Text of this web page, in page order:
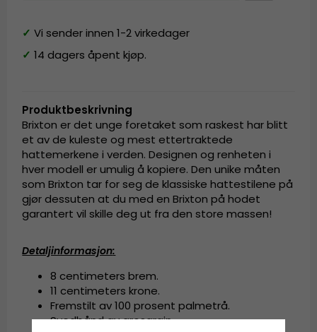
✓ Vi sender innen 1-2 virkedager
✓ 14 dagers åpent kjøp.
Produktbeskrivning
Brixton er det unge foretaket som raskest har blitt
et av de kuleste og mest ettertraktede
hattemerkene i verden. Designen og renheten i
hver modell er umulig å kopiere. Den unike måten
som Brixton tar for seg de klassiske hattestilene på
gjør dessuten at du med en Brixton på hodet
garantert vil skille deg ut fra den store massen!
Detaljinformasjon:
8 centimeters brem.
11 centimeters krone.
Fremstilt av100 prosentpalmetrå.
Svedbånd av grosgrain.